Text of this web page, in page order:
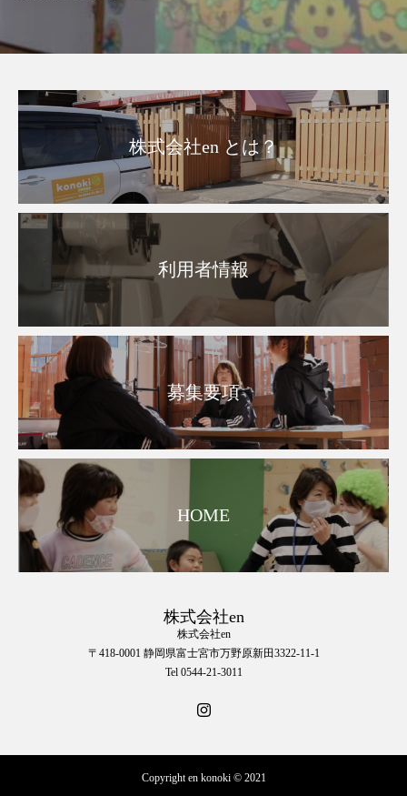
株式会社en とは？
利用者情報
募集要項
HOME
株式会社en
株式会社en
〒418-0001 静岡県富士宮市万野原新田3322-11-1
Tel 0544-21-3011
Copyright en konoki © 2021